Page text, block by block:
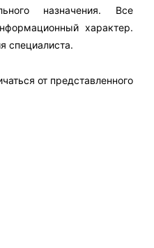
назначения. Все
характер.
специалиста.
от представленного